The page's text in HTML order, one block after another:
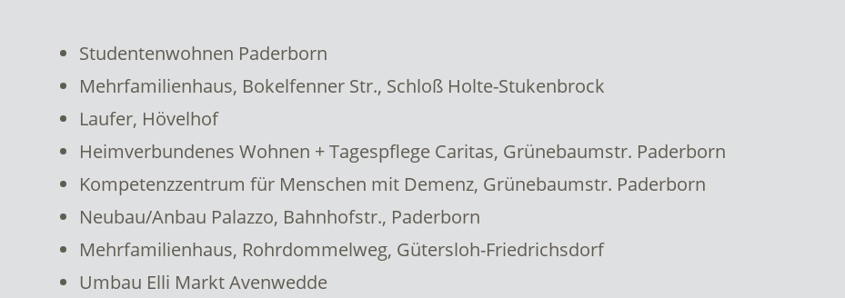
Studentenwohnen Paderborn
Mehrfamilienhaus, Bokelfenner Str., Schloß Holte-Stukenbrock
Laufer, Hövelhof
Heimverbundenes Wohnen + Tagespflege Caritas, Grünebaumstr. Paderborn
Kompetenzzentrum für Menschen mit Demenz, Grünebaumstr. Paderborn
Neubau/Anbau Palazzo, Bahnhofstr., Paderborn
Mehrfamilienhaus, Rohrdommelweg, Gütersloh-Friedrichsdorf
Umbau Elli Markt Avenwedde